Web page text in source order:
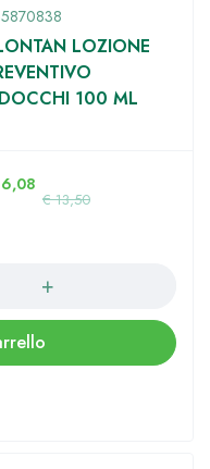
LOZIONE
100 ML
€13,50
6,08